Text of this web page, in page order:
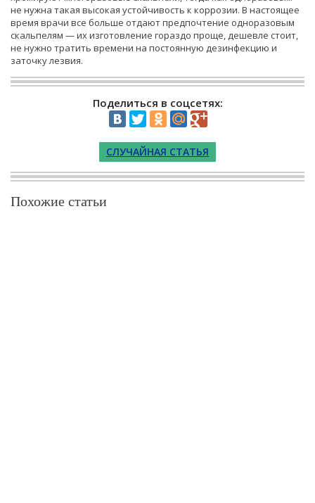
не нужна такая высокая устойчивость к коррозии. В настоящее
время врачи все больше отдают предпочтение одноразовым
скальпелям — их изготовление гораздо проще, дешевле стоит,
не нужно тратить времени на постоянную дезинфекцию и
заточку лезвия.
Поделиться в соцсетях:
СЛУЧАЙНАЯ СТАТЬЯ
Похожие статьи